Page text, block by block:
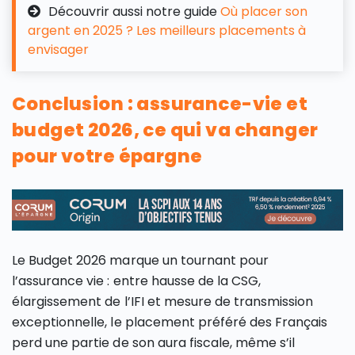
Découvrir aussi notre guideOù placer son
argent en 2025 ? Les meilleurs placements à
envisager
Conclusion : assurance-vie et
budget 2026, ce qui va changer
pour votre épargne
Le Budget 2026 marque un tournant pour
l’assurance vie : entre hausse de la CSG,
élargissement de l’IFI et mesure de transmission
exceptionnelle, le placement préféré des Français
perd une partie de son aura fiscale, même s’il